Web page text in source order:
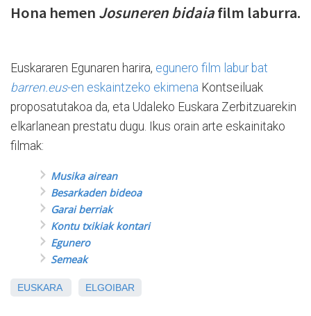
Hona hemen Josuneren bidaiafilm laburra.
Euskararen Egunaren harira, egunero film labur bat
barren.eus-en eskaintzeko ekimena Kontseiluak
proposatutakoa da, eta Udaleko Euskara Zerbitzuarekin
elkarlanean prestatu dugu. Ikus orain arte eskainitako
filmak:
Musika airean
Besarkaden bideoa
Garai berriak
Kontu txikiak kontari
Egunero
Semeak
EUSKARA ELGOIBAR